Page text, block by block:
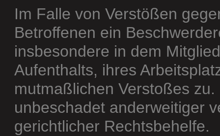
Im Falle von Verstößen
Betroffenen ein
insbesondere in dem
Aufenthalts, ihres
mutmaßlichen Verstoßes
unbeschadet anderweitiger
gerichtlicher Rechtsbehelfe.